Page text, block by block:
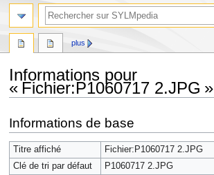
Informations pour
« Fichier:P1060717 2.JPG »
à
la
navigation
à
la
recherche
Informations de base
Titre affiché
Fichier:P1060717 2.JPG
Clé de tri par défaut
P1060717 2.JPG
plus